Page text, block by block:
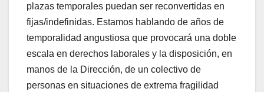
plazas temporales puedan ser reconvertidas en
fijas/indefinidas. Estamos hablando de años de
temporalidad angustiosa que provocará una doble
escala en derechos laborales y la disposición, en
manos de la Dirección, de un colectivo de
personas en situaciones de extrema fragilidad